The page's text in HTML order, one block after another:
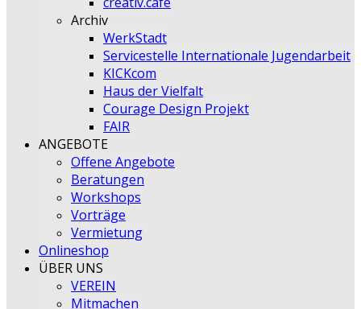
Archiv
WerkStadt
Servicestelle Internationale Jugendarbeit
KICKcom
Haus der Vielfalt
Courage Design Projekt
FAIR
ANGEBOTE
Offene Angebote
Beratungen
Workshops
Vorträge
Vermietung
Onlineshop
ÜBER UNS
VEREIN
Mitmachen